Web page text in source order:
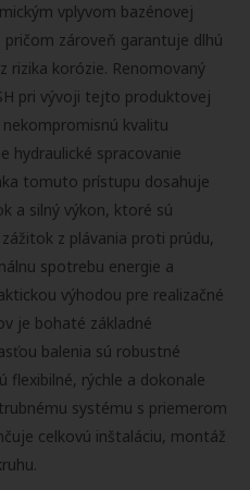
vplyvom bazénovej
zároveň garantuje dlhú
rizika korózie. Renomovaný
pri vývoji tejto produktovej
kvalitu
hydraulické spracovanie
tomuto prístupu dosahuje
a silný výkon, ktoré sú
z plávania proti prúdu,
spotrebu energie a
výhodou pre realizačné
je bohaté základné
balenia sú robustné
flexibilné, rýchle a dokonale
systému s priemerom
celkovú inštaláciu, montáž